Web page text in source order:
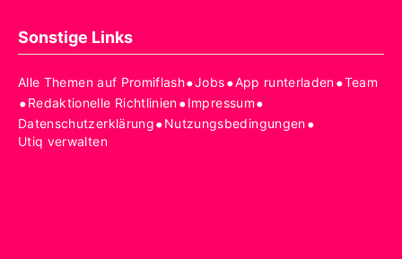
Sonstige Links
Alle Themen auf Promiflash•Jobs•App runterladen•Team
•Redaktionelle Richtlinien•Impressum•
Datenschutzerklärung•Nutzungsbedingungen•
Utiq verwalten